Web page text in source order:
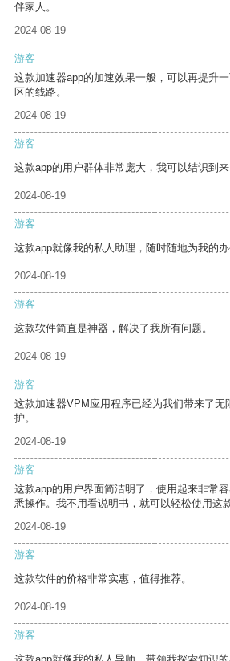
伴家人。
2024-08-19
游客
这款加速器app的加速效果一般，可以再提升
区的线路。
2024-08-19
游客
这款app的用户群体非常庞大，我可以结识到来
2024-08-19
游客
这款app就像我的私人助理，随时随地为我的办
2024-08-19
游客
这款软件简直是神器，解决了我所有问题。
2024-08-19
游客
这款加速器VPM应用程序已经为我们带来了无
护。
2024-08-19
游客
这款app的用户界面简洁明了，使用起来非常
悉操作。我不用看说明书，就可以轻松使用这款
2024-08-19
游客
这款软件的价格非常实惠，值得推荐。
2024-08-19
游客